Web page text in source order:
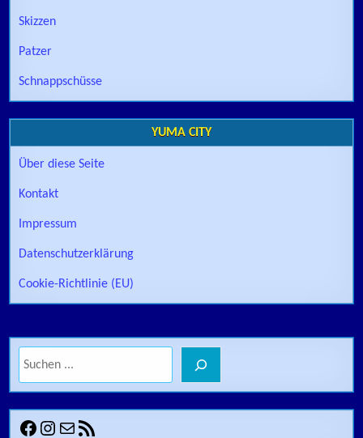
Skizzen
Patzer
Schnappschüsse
YUMA CITY
Über diese Seite
Kontakt
Impressum
Datenschutzerklärung
Cookie-Richtlinie (EU)
Facebook
Instagram
E-MailRSS-Feed